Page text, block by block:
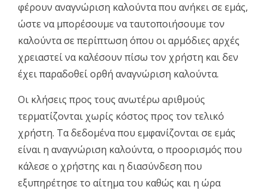
φέρουν αναγνώριση καλούντα που ανήκει σε εμάς,
ώστε να μπορέσουμε να ταυτοποιήσουμε τον
καλούντα σε περίπτωση όπου οι αρμόδιες αρχές
χρειαστεί να καλέσουν πίσω τον χρήστη και δεν
έχει παραδοθεί ορθή αναγνώριση καλούντα.
Οι κλήσεις προς τους ανωτέρω αριθμούς
τερματίζονται χωρίς κόστος προς τον τελικό
χρήστη. Τα δεδομένα που εμφανίζονται σε εμάς
είναι η αναγνώριση καλούντα, ο προορισμός που
κάλεσε ο χρήστης και η διασύνδεση που
εξυπηρέτησε το αίτημα του καθώς και η ώρα